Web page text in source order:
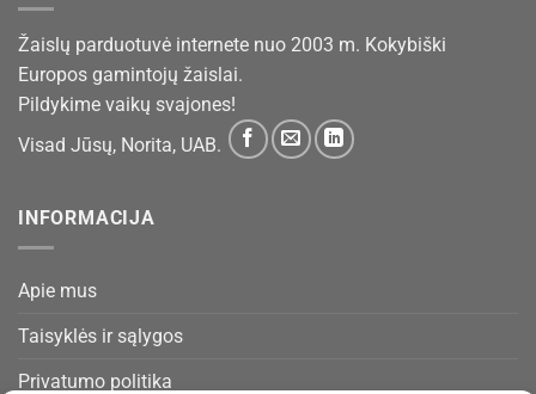
Žaislų parduotuvė internete nuo 2003 m. Kokybiški
Europos gamintojų žaislai.
Pildykime vaikų svajones!
Visad Jūsų, Norita, UAB.
INFORMACIJA
Apie mus
Taisyklės ir sąlygos
Privatumo politika